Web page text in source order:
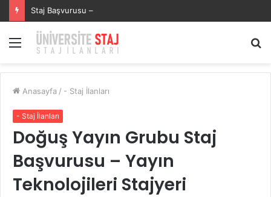
Menü
Anasayfa / - Staj İlanları
- Staj İlanları
Doğuş Yayın Grubu Staj
Başvurusu – Yayın
Teknolojileri Stajyeri